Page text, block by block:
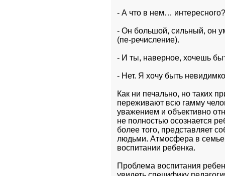
- А что в нем…
- Он большой, сильный, он
(пе-речисление).
- И ты, наверное, хочешь
- Нет. Я хочу быть
Как ни печально, но таких
переживают всю гамму
уважением и объективно
не полностью осознается
более того, представляет
людьми. Атмосфера в семье
воспитании ребенка.
Проблема воспитания